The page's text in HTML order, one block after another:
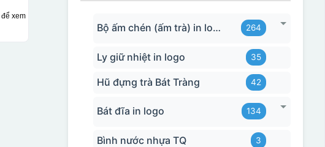
để xem
Bộ ấm chén (ấm trà) in logo 264
Ly giữ nhiệt in logo 35
Hũ đựng trà Bát Tràng 42
Bát đĩa in logo 134
Bình nước nhựa TQ 3